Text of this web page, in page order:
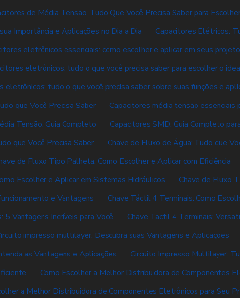
de Média Tensão: Tudo Que Você Precisa Saber para Escolher
Importância e Aplicações no Dia a Dia
Capacitores Elétricos:
eletrônicos essenciais: como escolher e aplicar em seus
eletrônicos: tudo o que você precisa saber para escolher o
eletrônicos: tudo o que você precisa saber sobre suas funções e
que Você Precisa Saber
Capacitores média tensão
Tensão: Guia Completo
Capacitores SMD: Guia Completo
que Você Precisa Saber
Chave de Fluxo de Água: Tudo que
de Fluxo Tipo Palheta: Como Escolher e Aplicar com Eficiência
Escolher e Aplicar em Sistemas Hidráulicos
Chave de Fluxo
e Vantagens
Chave Táctil 4 Terminais: Como
5 Vantagens Incríveis para Você
Chave Tactil 4 Terminais:
impresso multilayer: Descubra suas Vantagens e Aplicações
as Vantagens e Aplicações
Circuito Impresso Multilayer:
Como Escolher a Melhor Distribuidora de Componentes
a Melhor Distribuidora de Componentes Eletrônicos para Seu